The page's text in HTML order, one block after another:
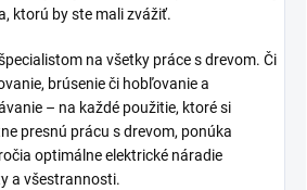
ktorú by ste mali zvážiť.
na všetky práce s drevom. Či
brúsenie či hobľovanie a
– na každé použitie, ktoré si
presnú prácu s drevom, ponúka
optimálne elektrické náradie
a všestrannosti.